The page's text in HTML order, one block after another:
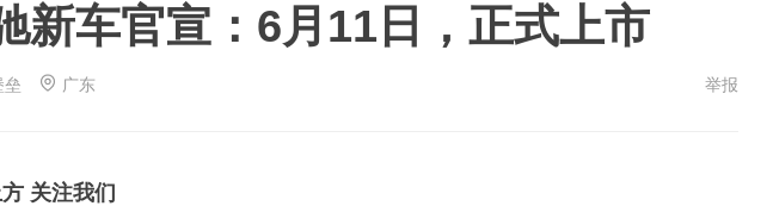
新车官宣：6月11日，正式上市
垒 广东 举报
关注我们